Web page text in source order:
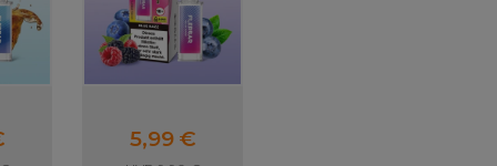
Razz - 20mg Nikotin
5,99 €